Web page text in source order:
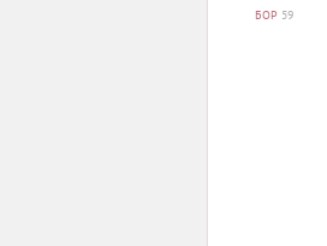
БОР 59